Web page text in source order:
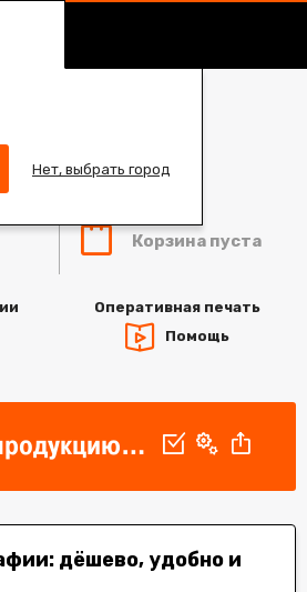
Нет, выбрать город
Корзина пуста
Оперативная печать
Помощь
продукта и загрузите дизайн
дёшево, удобно и